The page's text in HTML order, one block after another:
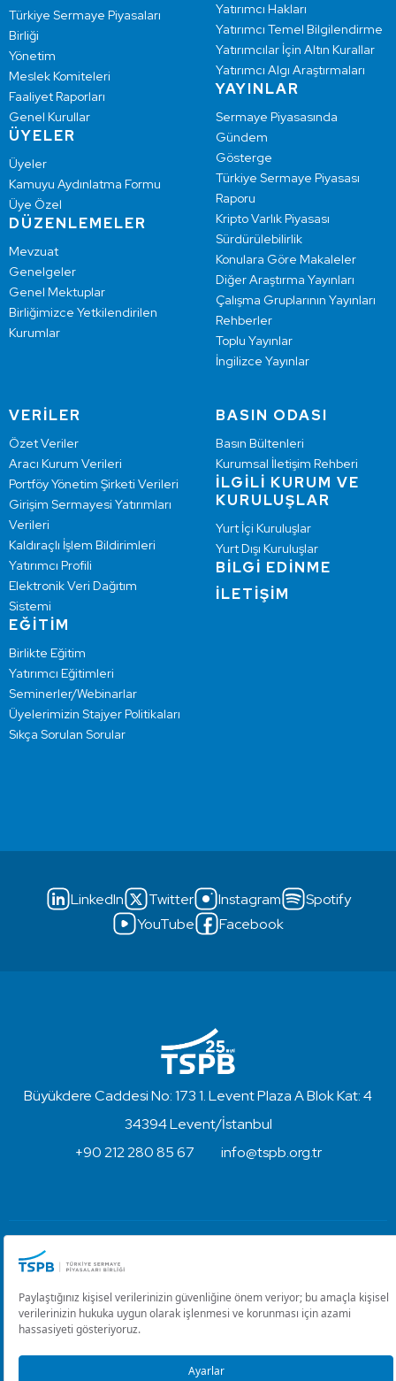
Türkiye Sermaye Piyasaları
Birliği
Yönetim
Meslek Komiteleri
Faaliyet Raporları
Genel Kurullar
ÜYELER
Üyeler
Kamuyu Aydınlatma Formu
Üye Özel
DÜZENLEMELER
Mevzuat
Genelgeler
Genel Mektuplar
Birliğimizce Yetkilendirilen
Kurumlar
Yatırımcı Hakları
Yatırımcı Temel Bilgilendirme
Yatırımcılar İçin Altın Kurallar
Yatırımcı Algı Araştırmaları
YAYINLAR
Sermaye Piyasasında
Gündem
Gösterge
Türkiye Sermaye Piyasası
Raporu
Kripto Varlık Piyasası
Sürdürülebilirlik
Konulara Göre Makaleler
Diğer Araştırma Yayınları
Çalışma Gruplarının Yayınları
Rehberler
Toplu Yayınlar
İngilizce Yayınlar
VERİLER
Özet Veriler
Aracı Kurum Verileri
Portföy Yönetim Şirketi Verileri
Girişim Sermayesi Yatırımları
Verileri
Kaldıraçlı İşlem Bildirimleri
Yatırımcı Profili
Elektronik Veri Dağıtım
Sistemi
EĞİTİM
Birlikte Eğitim
Yatırımcı Eğitimleri
Seminerler/Webinarlar
Üyelerimizin Stajyer Politikaları
Sıkça Sorulan Sorular
BASIN ODASI
Basın Bültenleri
Kurumsal İletişim Rehberi
İLGİLİ KURUM VE
KURULUŞLAR
Yurt İçi Kuruluşlar
Yurt Dışı Kuruluşlar
BİLGİ EDİNME
İLETİŞİM
LinkedIn Twitter Instagram
Spotify
YouTube
Facebook
Büyükdere Caddesi No: 173 1. Levent Plaza A Blok Kat: 4
34394 Levent/İstanbul
+90 212 280 85 67
info@tspb.org.tr
Kullanım Koşulları ve Gizlilik
Çerez Ayarlarını Düzenle